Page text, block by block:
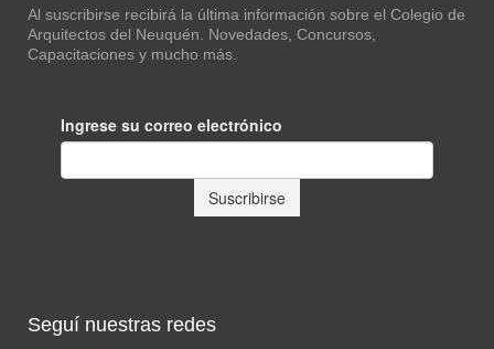
Al suscribirse recibirá la última información sobre el Colegio de
Arquitectos del Neuquén. Novedades, Concursos,
Capacitaciones y mucho más.
Seguí nuestras redes